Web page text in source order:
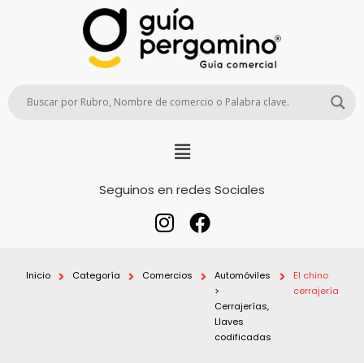
Seguinos en redes Sociales
Inicio Categoría Comercios
Automóviles
>
Cerrajerías,
Llaves
codificadas
El chino
cerrajería